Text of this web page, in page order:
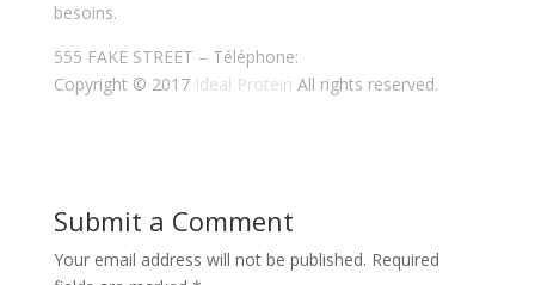
besoins.
555 FAKE STREET – Téléphone:
Copyright © 2017 Ideal Protein All rights reserved.
Submit a Comment
Your email address will not be published. Required